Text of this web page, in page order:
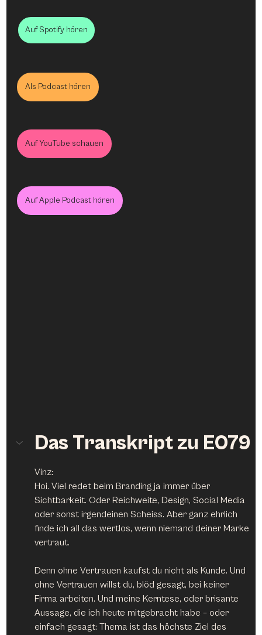
Auf Spotify hören
Als Podcast hören
Auf YouTube schauen
Auf Apple Podcast hören
Das Transkript zu E079
Vinz:
Hoi. Viel redet beim Branding ja immer über
Sichtbarkeit. Oder Reichweite, Design, Social Media
oder sonst irgendeinen Scheiss. Aber ganz ehrlich
finde ich all das wertlos, wenn niemand deiner Marke
vertraut.
Denn ohne Vertrauen kaufst du nicht als Kunde. Und
ohne Vertrauen willst du, blöd gesagt, bei keiner
Firma arbeiten. Und meine Kerntese, oder brisante
Aussage, die ich heute mitgebracht habe – oder
einfach gesagt: Thema ist das höchste Ziel des